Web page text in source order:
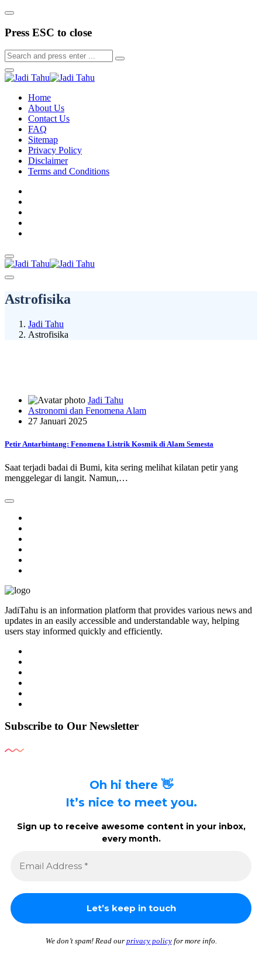
Press ESC to close
Home
About Us
Contact Us
FAQ
Sitemap
Privacy Policy
Disclaimer
Terms and Conditions
Astrofisika
Jadi Tahu
Astrofisika
Jadi Tahu
Astronomi dan Fenomena Alam
27 Januari 2025
Petir Antarbintang: Fenomena Listrik Kosmik di Alam Semesta
Saat terjadi badai di Bumi, kita sering melihat kilatan petir yang
menggelegar di langit. Namun,…
JadiTahu is an information platform that provides various news and
updates in an easily accessible and understandable way, helping
users stay informed quickly and efficiently.
Subscribe to Our Newsletter
Oh hi there 👋
It’s nice to meet you.
Sign up to receive awesome content in your inbox,
every month.
We don’t spam! Read our privacy policyfor more info.